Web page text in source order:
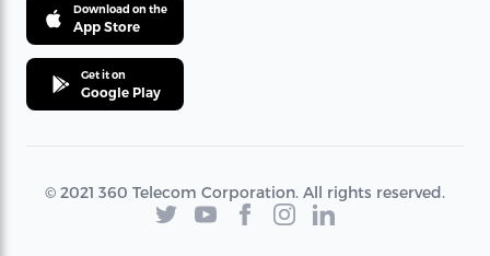
Download on the
App Store
Get it on
Google Play
© 2021 360 Telecom Corporation. All rights reserved.